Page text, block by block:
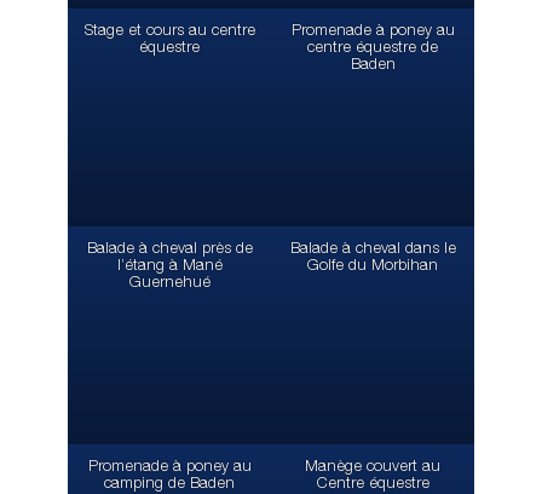
Stage et cours au centre
équestre
Promenade à poney au
centre équestre de
Baden
Balade à cheval près de
l’étang à Mané
Guernehué
Balade à cheval dans le
Golfe du Morbihan
Promenade à poney au
camping de Baden
Manège couvert au
Centre équestre